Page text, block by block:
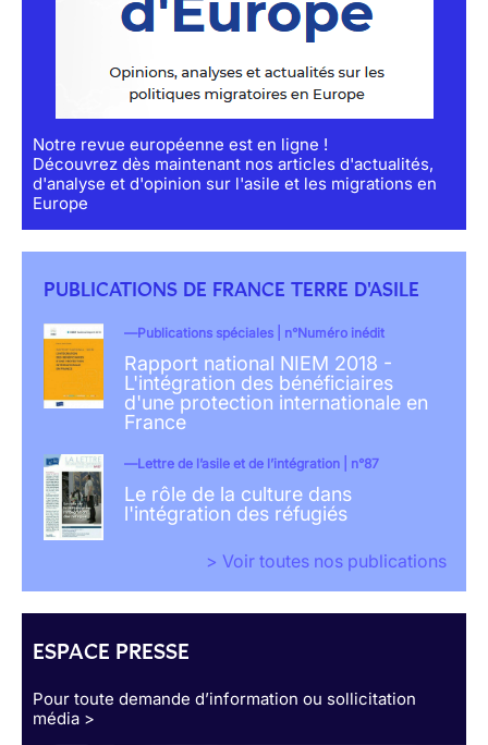
Notre revue européenne est en ligne !
Découvrez dès maintenant nos articles d'actualités,
d'analyse et d'opinion sur l'asile et les migrations en
Europe
PUBLICATIONS DE FRANCE TERRE D'ASILE
Publications spéciales | n°Numéro inédit
Rapport national NIEM 2018 -
L'intégration des bénéficiaires
d'une protection internationale en
France
Lettre de l’asile et de l’intégration | n°87
Le rôle de la culture dans
l'intégration des réfugiés
> Voir toutes nos publications
ESPACE PRESSE
Pour toute demande d’information ou sollicitation
média >